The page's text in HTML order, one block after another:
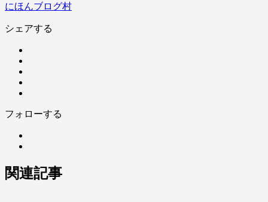
にほんブログ村
シェアする
フォローする
関連記事